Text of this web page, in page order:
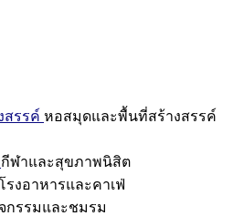
สรรค์ หอสมุดและพื้นที่สร้างสรรค์
กีฬาและสุขภาพนิสิต
รงอาหารและคาเฟ่
กรรมและชมรม